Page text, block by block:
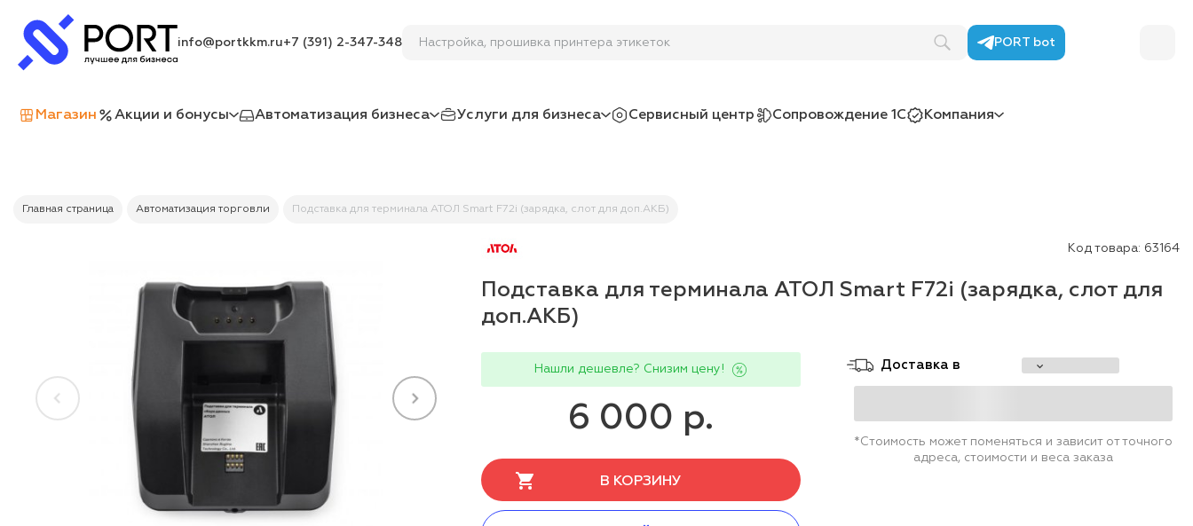
info@portkkm.ru+7 (391) 2-347-348 Настройка, прошивка принтера эт PORT bot
Магазин Акции и бонусы Автоматизация бизнеса Услуги для бизнеса Сервисный центр Сопровождение 1С Компания
Главная страница Автоматизация торговли Подставка для терминала АТОЛ Smart F72i (зарядка, слот для доп.АКБ)
Код товара: 63164
Подставка для терминала АТОЛ Smart F72i (зарядка, слот для
доп.АКБ)
Нашли дешевле? Снизим цену!
6 000 р.
В КОРЗИНУ
Доставка в
*Стоимость может поменяться и зависит от точного
адреса, стоимости и веса заказа